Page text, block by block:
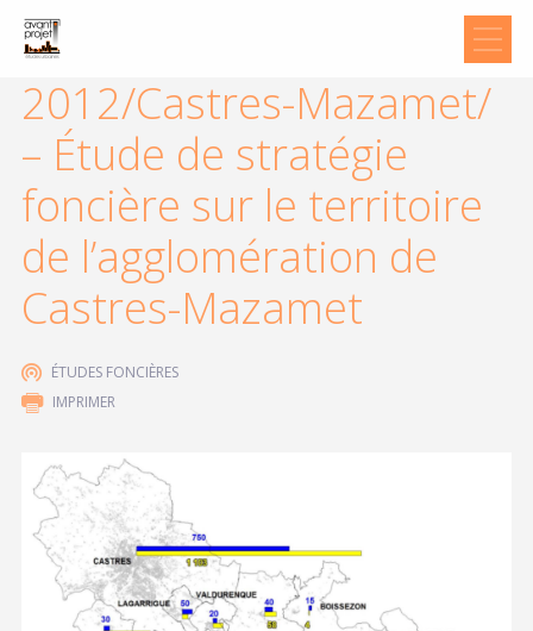
2012/Castres-Mazamet/
– Étude de stratégie
foncière sur le territoire
de l’agglomération de
Castres-Mazamet
ÉTUDES FONCIÈRES
IMPRIMER